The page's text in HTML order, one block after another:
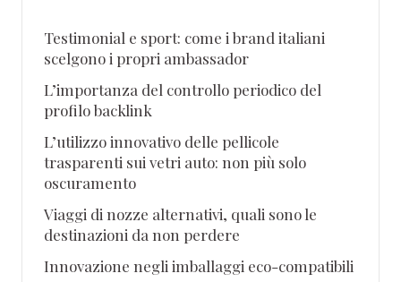
Testimonial e sport: come i brand italiani
scelgono i propri ambassador
L’importanza del controllo periodico del
profilo backlink
L’utilizzo innovativo delle pellicole
trasparenti sui vetri auto: non più solo
oscuramento
Viaggi di nozze alternativi, quali sono le
destinazioni da non perdere
Innovazione negli imballaggi eco-compatibili